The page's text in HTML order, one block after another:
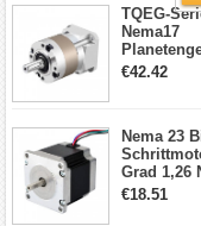
TQEG-
Nema17
10:1 Spiel
€42.42
Nema 23
Grad 1,26
2,5V 4
€18.51